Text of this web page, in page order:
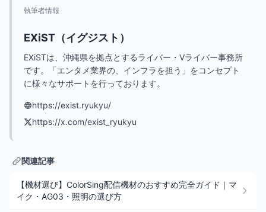
最新・人気の配信機材情報を
チェックしてみよう！
Amazonで見てみる
執筆者情報
EXiST（イグジスト）
EXiSTは、沖縄県を拠点とするライバー・Vライバー事務所
です。「エンタメ業界の、インフラを担う」をコンセプト
に様々なサポートを行っております。
https://exist.ryukyu/
https://x.com/exist_ryukyu
関連記事
【機材選び】ColorSing配信機材のおすすめ完全ガイド｜マ
イク・AG03・照明の選び方